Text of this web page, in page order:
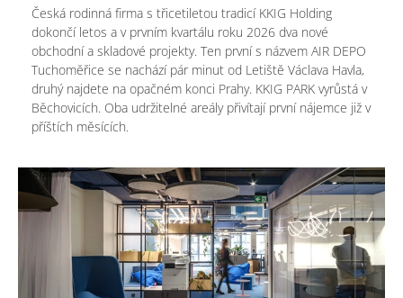
Česká rodinná firma s třicetiletou tradicí KKIG Holding
dokončí letos a v prvním kvartálu roku 2026 dva nové
obchodní a skladové projekty. Ten první s názvem AIR DEPO
Tuchoměřice se nachází pár minut od Letiště Václava Havla,
druhý najdete na opačném konci Prahy. KKIG PARK vyrůstá v
Běchovicích. Oba udržitelné areály přivítají první nájemce již v
příštích měsících.